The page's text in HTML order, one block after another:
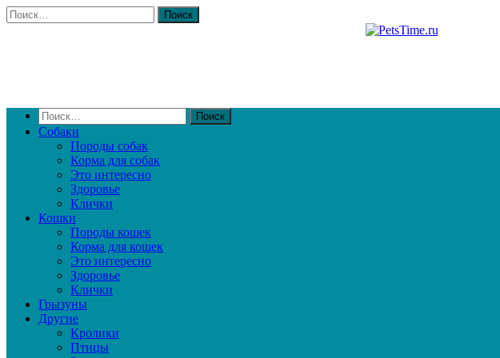
Собаки
Породы собак
Корма для собак
Это интересно
Здоровье
Клички
Кошки
Породы кошек
Корма для кошек
Это интересно
Здоровье
Клички
Грызуны
Другие
Кролики
Птицы